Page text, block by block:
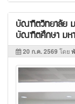
บัณฑิตวิทยาลัย ม
บัณฑิตศึกษา มห
20 ก.ค. 2569 โดย